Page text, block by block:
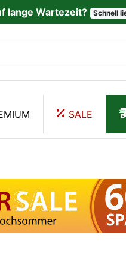
lange Wartezeit? Schnell
SALE